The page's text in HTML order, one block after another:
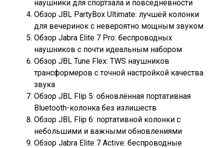
наушники для спортзала и повседневности
Обзор JBL PartyBox Ultimate: лучшей колонки
для вечеринок с невероятно мощным звуком
Обзор Jabra Elite 7 Pro: беспроводных
наушников с почти идеальным набором
Обзор JBL Tune Flex: TWS наушников
трансформеров с точной настройкой качества
звука
Обзор JBL Flip 5: обновлённая портативная
Bluetooth-колонка без излишеств
Обзор JBL Flip 6: портативной колонки с
небольшими и важными обновлениями
Обзор Jabra Elite 7 Active: беспроводные